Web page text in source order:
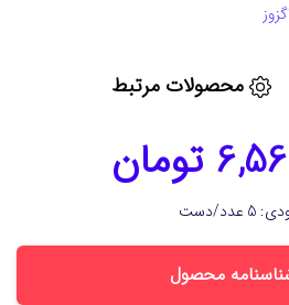
اگزوز
محصولات مرتبط
عدد/دست
محصول